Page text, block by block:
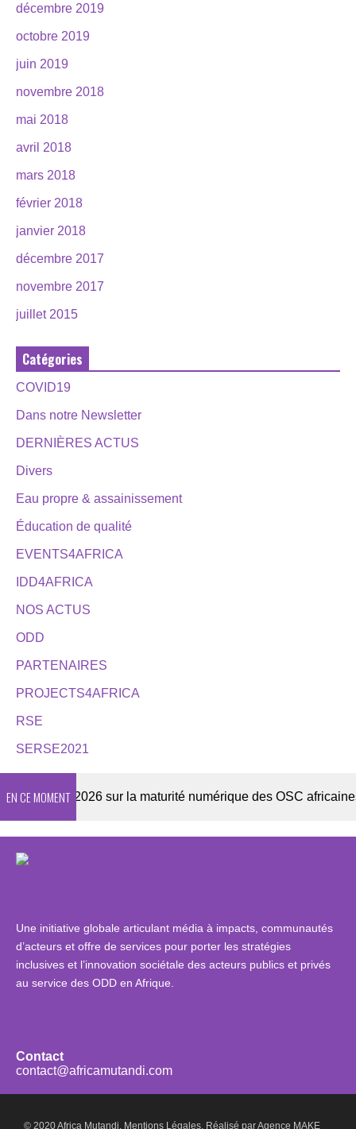
décembre 2019
octobre 2019
juin 2019
novembre 2018
mai 2018
avril 2018
mars 2018
février 2018
janvier 2018
décembre 2017
novembre 2017
juillet 2015
Catégories
COVID19
Dans notre Newsletter
DERNIÈRES ACTUS
Divers
Eau propre & assainissement
Éducation de qualité
EVENTS4AFRICA
IDD4AFRICA
NOS ACTUS
ODD
PARTENAIRES
PROJECTS4AFRICA
RSE
SERSE2021
EN CE MOMENT2026 sur la maturité numérique des OSC africaines
Une initiative globale articulant média à impacts, communautés
d’acteurs et offre de services pour porter les stratégies
inclusives et l’innovation sociétale des acteurs publics et privés
au service des ODD en Afrique.
Contact
contact@africamutandi.com
© 2020 Africa Mutandi. Mentions Légales. Réalisé parAgence MAKE